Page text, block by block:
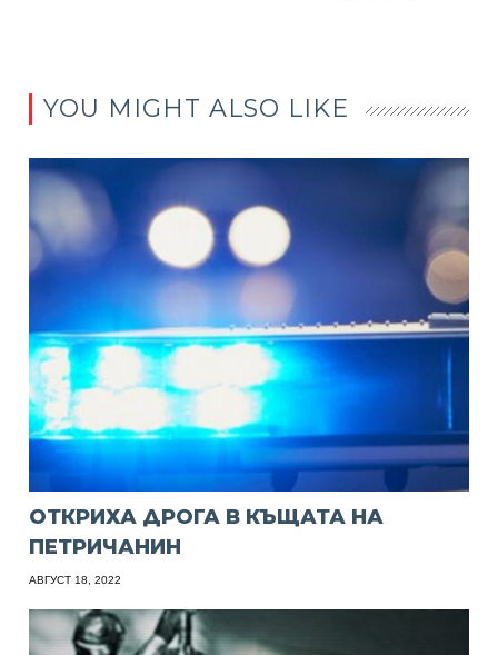
YOU MIGHT ALSO LIKE
ОТКРИХА ДРОГА В КЪЩАТА НА
ПЕТРИЧАНИН
АВГУСТ 18, 2022